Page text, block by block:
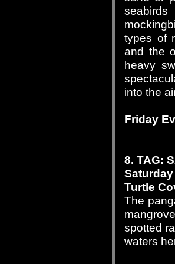
types of
and the
heavy
into the
Friday
8. TAG:
Turtle
The
spotted
waters